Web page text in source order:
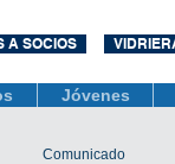
A SOCIOS
Jóvenes
Comunicado